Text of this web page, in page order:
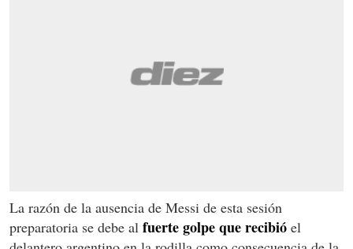
La razón de la ausencia de Messi de esta sesión
preparatoria se debe al fuerte golpe que recibió el